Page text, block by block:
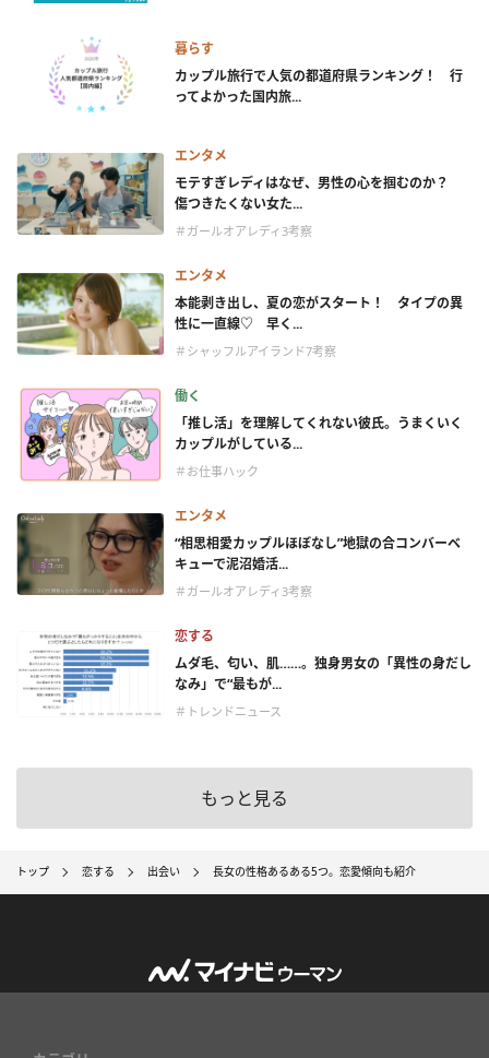
暮らす
カップル旅行で人気の都道府県ランキング！ 行
ってよかった国内旅...
エンタメ
モテすぎレディはなぜ、男性の心を掴むのか？
傷つきたくない女た...
＃ガールオアレディ3考察
エンタメ
本能剥き出し、夏の恋がスタート！ タイプの異
性に一直線♡ 早く...
＃シャッフルアイランド7考察
働く
「推し活」を理解してくれない彼氏。うまくいく
カップルがしている...
＃お仕事ハック
エンタメ
“相思相愛カップルほぼなし”地獄の合コンバーベ
キューで泥沼婚活...
＃ガールオアレディ3考察
恋する
ムダ毛、匂い、肌……。独身男女の「異性の身だし
なみ」で“最もが...
＃トレンドニュース
もっと見る
トップ 恋する 出会い 長女の性格あるある5つ。恋愛傾向も紹介